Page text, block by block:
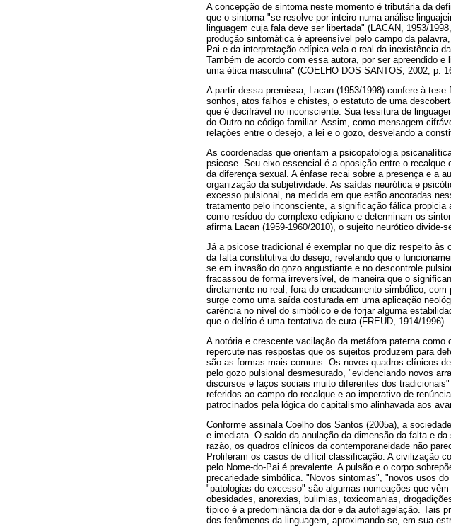
A concepção de sintoma neste momento é tributária da
que o sintoma "se resolve por inteiro numa análise
linguagem cuja fala deve ser libertada" (LACAN, 1953/
produção sintomática é apreensível pelo campo da
Pai e da interpretação edípica vela o real da inexistência
Também de acordo com essa autora, por ser apreendido
uma ética masculina" (COELHO DOS SANTOS, 2002, p.
A partir dessa premissa, Lacan (1953/1998) confere à
sonhos, atos falhos e chistes, o estatuto de uma
que é decifrável no inconsciente. Sua tessitura de
do Outro no código familiar. Assim, como mensagem
relações entre o desejo, a lei e o gozo, desvelando a
As coordenadas que orientam a psicopatologia
psicose. Seu eixo essencial é a oposição entre o
da diferença sexual. A ênfase recai sobre a presença e a
organização da subjetividade. As saídas neurótica e
excesso pulsional, na medida em que estão ancoradas
tratamento pelo inconsciente, a significação fálica
como resíduo do complexo edipiano e determinam os
afirma Lacan (1959-1960/2010), o sujeito neurótico divide-
Já a psicose tradicional é exemplar no que diz respeito às
da falta constitutiva do desejo, revelando que o
se em invasão do gozo angustiante e no descontrole
fracassou de forma irreversível, de maneira que o
diretamente no real, fora do encadeamento simbólico,
surge como uma saída costurada em uma aplicação
carência no nível do simbólico e de forjar alguma
que o delírio é uma tentativa de cura (FREUD, 1914/1996).
A notória e crescente vacilação da metáfora paterna
repercute nas respostas que os sujeitos produzem para
são as formas mais comuns. Os novos quadros clínicos
pelo gozo pulsional desmesurado, "evidenciando novos
discursos e laços sociais muito diferentes dos
referidos ao campo do recalque e ao imperativo de
patrocinados pela lógica do capitalismo alinhavada aos
Conforme assinala Coelho dos Santos (2005a), a
e imediata. O saldo da anulação da dimensão da falta e
razão, os quadros clínicos da contemporaneidade não
Proliferam os casos de difícil classificação. A civilização
pelo Nome-do-Pai é prevalente. A pulsão e o corpo
precariedade simbólica. "Novos sintomas", "novos usos
"patologias do excesso" são algumas nomeações que
obesidades, anorexias, bulimias, toxicomanias,
típico é a predominância da dor e da autoflagelação. Tais
dos fenômenos da linguagem, aproximando-se, em sua